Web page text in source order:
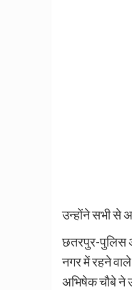
उन्होंने सभी से
छतरपुर-पुलिस
नगर में रहने
अभिषेक चौबे ने